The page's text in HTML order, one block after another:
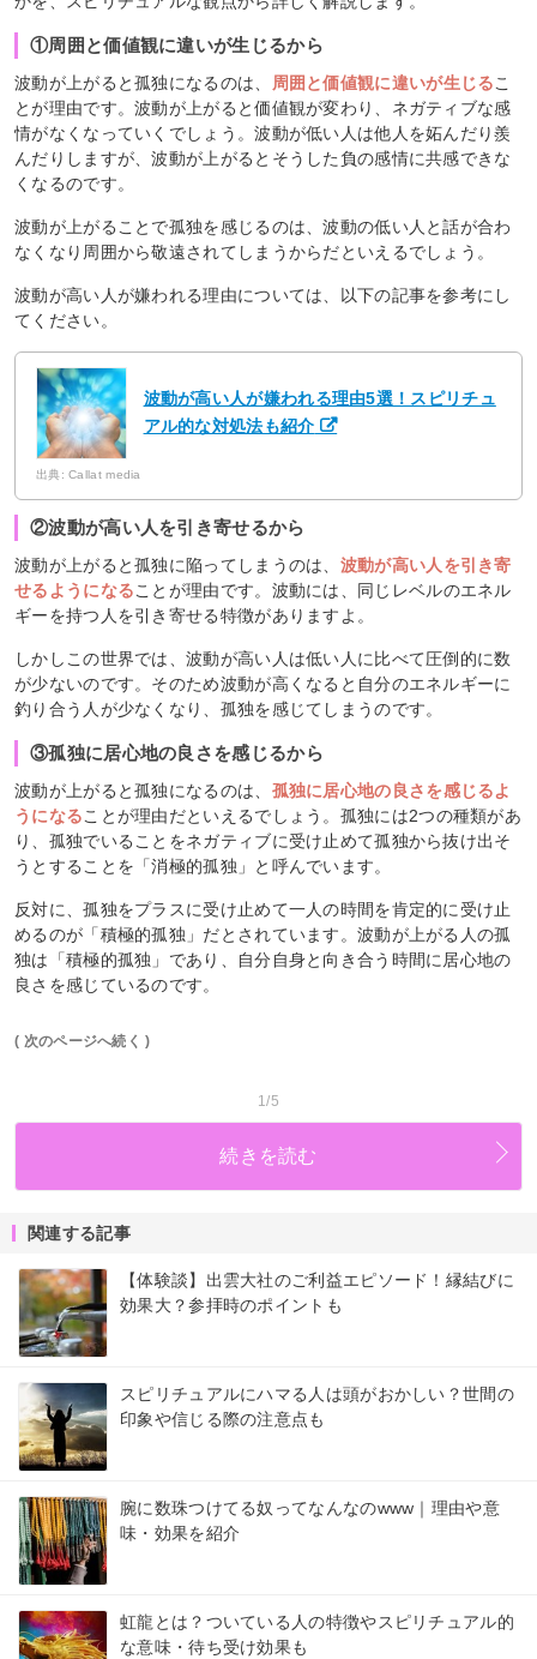
①周囲と価値観に違いが生じるから
波動が上がると孤独になるのは、 周囲と価値観に違いが生じるこ
とが理由です。波動が上がると価値観が変わり、ネガティブな感
情がなくなっていくでしょう。波動が低い人は他人を妬んだり羨
んだりしますが、波動が上がるとそうした負の感情に共感できな
くなるのです。
波動が上がることで孤独を感じるのは、波動の低い人と話が合わ
なくなり周囲から敬遠されてしまうからだといえるでしょう。
波動が高い人が嫌われる理由については、以下の記事を参考にし
てください。
波動が高い人が嫌われる理由5選！スピリチュ
アル的な対処法も紹介
出典: Callat media
②波動が高い人を引き寄せるから
波動が上がると孤独に陥ってしまうのは、 波動が高い人を引き寄
せるようになることが理由です。波動には、同じレベルのエネル
ギーを持つ人を引き寄せる特徴がありますよ。
しかしこの世界では、波動が高い人は低い人に比べて圧倒的に数
が少ないのです。そのため波動が高くなると自分のエネルギーに
釣り合う人が少なくなり、孤独を感じてしまうのです。
③孤独に居心地の良さを感じるから
波動が上がると孤独になるのは、 孤独に居心地の良さを感じるよ
うになることが理由だといえるでしょう。孤独には2つの種類があ
り、孤独でいることをネガティブに受け止めて孤独から抜け出そ
うとすることを「消極的孤独」と呼んでいます。
反対に、孤独をプラスに受け止めて一人の時間を肯定的に受け止
めるのが「積極的孤独」だとされています。波動が上がる人の孤
独は「積極的孤独」であり、自分自身と向き合う時間に居心地の
良さを感じているのです。
( 次のページへ続く )
1/5
続きを読む
関連する記事
【体験談】出雲大社のご利益エピソード！縁結びに
効果大？参拝時のポイントも
スピリチュアルにハマる人は頭がおかしい？世間の
印象や信じる際の注意点も
腕に数珠つけてる奴ってなんなのwww｜理由や意
味・効果を紹介
虹龍とは？ついている人の特徴やスピリチュアル的
な意味・待ち受け効果も